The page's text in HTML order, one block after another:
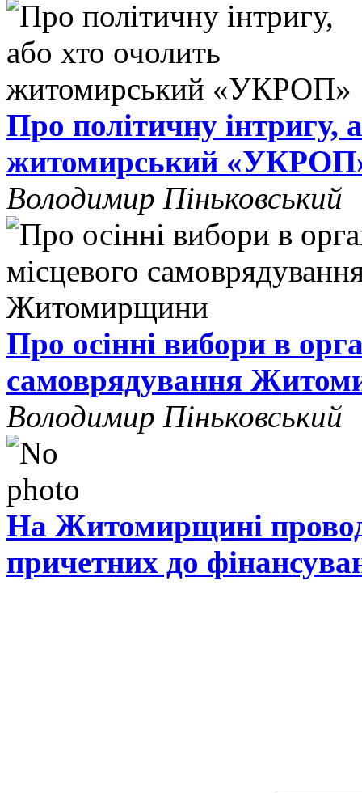
Про політичну інтригу,
житомирський
Володимир Піньковський
Про осінні вибори в
самоврядування
Володимир Піньковський
На Житомирщині
причетних до